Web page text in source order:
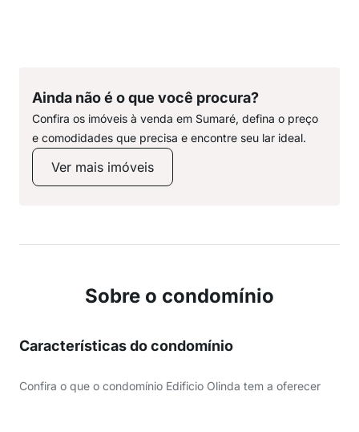
Ainda não é o que você procura?
Confira os imóveis à venda em Sumaré, defina o preço
e comodidades que precisa e encontre seu lar ideal.
Ver mais imóveis
Sobre o condomínio
Características do condomínio
Confira o que o condomínio Edificio Olinda tem a oferecer